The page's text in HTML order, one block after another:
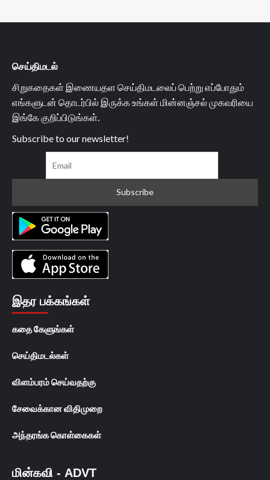
செய்திமடல்
சிறுகதைகள் இணையதள செய்திமடலைப் பெற்று எப்போதும்
எங்களுடன் தொடர்பில் இருக்க உங்கள் மின்னஞ்சல் முகவரியை
இங்கே குறிப்பிடுங்கள்.
Subscribe to our newsletter!
இதர பக்கங்கள்
கதை கேளுங்கள்
செய்திமடல்கள்
விளம்பரம் செய்வதற்கு
சேவைக்கான விதிமுறை
அந்தரங்க கொள்கைகள்
மின்கவி - ADVT